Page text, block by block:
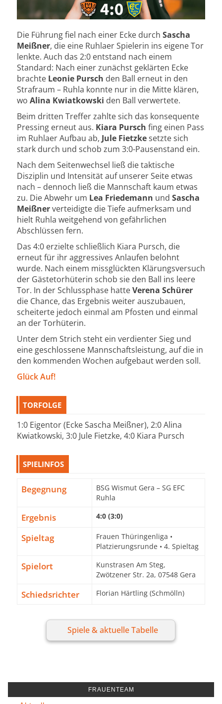
Die Führung fiel nach einer Ecke durch Sascha
Meißner, die eine Ruhlaer Spielerin ins eigene Tor
lenkte. Auch das 2:0 entstand nach einem
Standard: Nach einer zunächst geklärten Ecke
brachte Leonie Pursch den Ball erneut in den
Strafraum – Ruhla konnte nur in die Mitte klären,
wo Alina Kwiatkowski den Ball verwertete.
Beim dritten Treffer zahlte sich das konsequente
Pressing erneut aus. Kiara Pursch fing einen Pass
im Ruhlaer Aufbau ab, Jule Fietzkesetzte sich
stark durch und schob zum 3:0-Pausenstand ein.
Nach dem Seitenwechsel ließ die taktische
Disziplin und Intensität auf unserer Seite etwas
nach – dennoch ließ die Mannschaft kaum etwas
zu. Die Abwehr um Lea Friedemann und Sascha
Meißnerverteidigte die Tiefe aufmerksam und
hielt Ruhla weitgehend von gefährlichen
Abschlüssen fern.
Das 4:0 erzielte schließlich Kiara Pursch, die
erneut für ihr aggressives Anlaufen belohnt
wurde. Nach einem missglückten Klärungsversuch
der Gästetorhüterin schob sie den Ball ins leere
Tor. In der Schlussphase hatteVerena Schürer
die Chance, das Ergebnis weiter auszubauen,
scheiterte jedoch einmal am Pfosten und einmal
an der Torhüterin.
Unter dem Strich steht ein verdienter Sieg und
eine geschlossene Mannschaftsleistung, auf die in
den kommenden Wochen aufgebaut werden soll.
Glück Auf!
TORFOLGE
1:0 Eigentor (Ecke Sascha Meißner), 2:0 Alina
Kwiatkowski, 3:0 Jule Fietzke, 4:0 Kiara Pursch
SPIELINFOS
Begegnung
BSG Wismut Gera – SG EFC
Ruhla
Ergebnis 4:0 (3:0)
Spieltag
Frauen Thüringenliga •
Platzierungsrunde • 4. Spieltag
Spielort
Kunstrasen Am Steg,
Zwötzener Str. 2a, 07548 Gera
Schiedsrichter Florian Härtling (Schmölln)
Spiele & aktuelle Tabelle
FRAUENTEAM